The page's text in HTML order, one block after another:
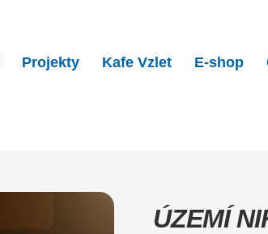
Projekty Kafe Vzlet E-shop
ÚZEMÍ